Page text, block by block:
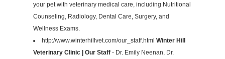
your pet with veterinary medical care, including Nutritional
Counseling, Radiology, Dental Care, Surgery, and
Wellness Exams.
http://www.winterhillvet.com/our_staff.html Winter Hill
Veterinary Clinic | Our Staff - Dr. Emily Neenan, Dr.